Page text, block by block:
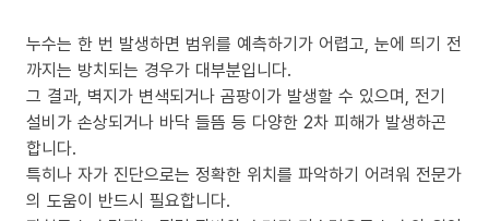
누수는 한 번 발생하면 범위를 예측하기가 어렵고, 눈에 띄기 전
까지는 방치되는 경우가 대부분입니다.
그 결과, 벽지가 변색되거나 곰팡이가 발생할 수 있으며, 전기
설비가 손상되거나 바닥 들뜸 등 다양한 2차 피해가 발생하곤
합니다.
특히나 자가 진단으로는 정확한 위치를 파악하기 어려워 전문가
의 도움이 반드시 필요합니다.